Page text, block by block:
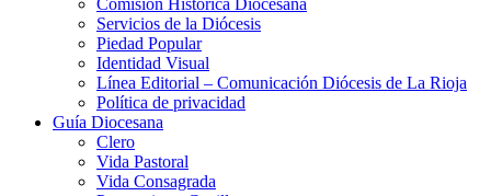
Servicios de la Diócesis
Piedad Popular
Identidad Visual
Línea Editorial – Comunicación Diócesis de La Rioja
Política de privacidad
Guía Diocesana
Clero
Vida Pastoral
Vida Consagrada